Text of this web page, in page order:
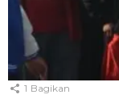
1 Bagikan